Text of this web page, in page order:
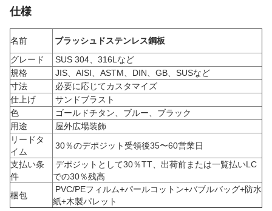
仕様
名前
ブラッシュドステンレス鋼板
グレード
SUS 304、316Lなど
規格
JIS、AISI、ASTM、DIN、GB、SUSなど
寸法
必要に応じてカスタマイズ
仕上げ
サンドブラスト
色
ゴールドチタン、ブルー、ブラック
用途
屋外広場装飾
リードタ
イム
30％のデポジット受領後35〜60営業日
支払い条
件
デポジットとして30％TT、出荷前または一覧払いLC
での30％残高
梱包
PVC/PEフィルム+パールコットン+バブルバッグ+防水
紙+木製パレット